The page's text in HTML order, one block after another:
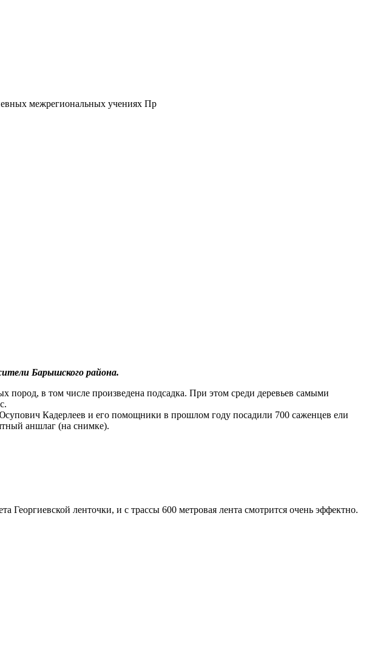
межрегиональных учениях Пр
Барышского района.
пород, в том числе произведена подсадка. При этом среди деревьев самыми
Кадерлеев и его помощники в прошлом году посадили 700 саженцев ели
аншлаг (на снимке).
ленточки, и с трассы 600 метровая лента смотрится очень эффектно.